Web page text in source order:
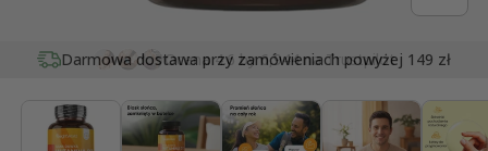
multimedia
modalnym
Darmowa dostawa przy zamówieniach powyżej 149 zł